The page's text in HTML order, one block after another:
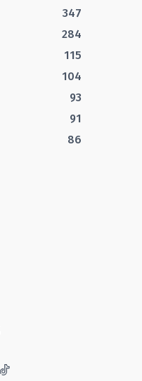
347
284
115
104
93
91
86